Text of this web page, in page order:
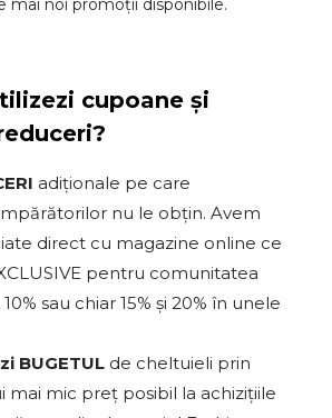
mai noi promoții disponibile.
cupoane și
adiționale pe care
nu le obțin. Avem
direct cu magazine online ce
pentru comunitatea
sau chiar 15% și 20% în unele
BUGETUL de cheltuieli prin
mai mic preț posibil la achizițiile